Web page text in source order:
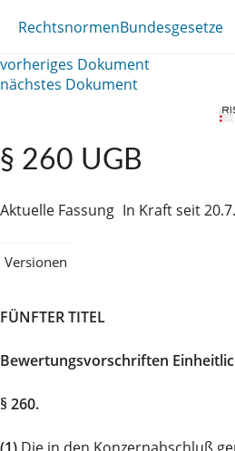
RechtsnormenBundesgesetze
vorheriges Dokument
nächstes Dokument
§ 260 UGB
Aktuelle Fassung In Kraft seit
Versionen
FÜNFTER TITEL
Bewertungsvorschriften
§ 260.